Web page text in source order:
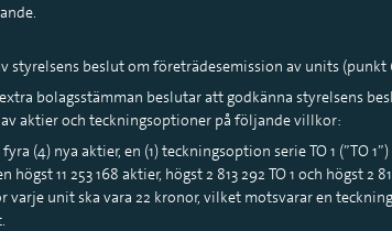
styrelsens beslut om företrädesemission av units (punkt
bolagsstämman beslutar att godkänna styrelsens
av aktier och teckningsoptioner på följande villkor:
(4) nya aktier, en (1) teckningsoption serie TO 1 (”TO
11 253 168 aktier, högst 2 813 292 TO 1 och högst 2
varje unit ska vara 22 kronor, vilket motsvarar en